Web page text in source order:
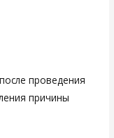
проведения
причины